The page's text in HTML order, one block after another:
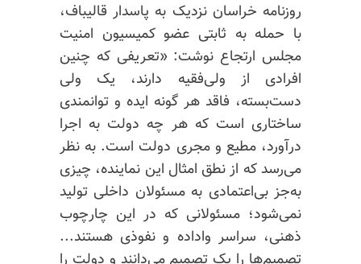
روزنامه خراسان نزدیک به پاسدار قالیباف،
با حمله به ثابتی عضو کمیسیون امنیت
مجلس ارتجاع نوشت: «تعریفی که چنین
افرادی از ولی‌فقیه دارند، یک ولی
دست‌بسته، فاقد هر گونه ایده و توانمندی
ساختاری است که هر چه دولت به اجرا
درآورد، مطیع و مجری دولت است. به نظر
می‌رسد که از نطق امثال این نماینده، چیزی
به‌جز بی‌اعتمادی به مسئولان داخلی تولید
نمی‌شود؛ مسئولانی که در این چارچوب
ذهنی، سراسر واداده و نفوذی هستند...